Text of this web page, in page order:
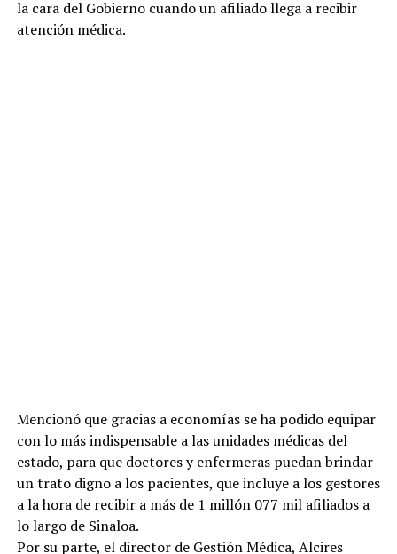
la cara del Gobierno cuando un afiliado llega a recibir
atención médica.
Mencionó que gracias a economías se ha podido equipar
con lo más indispensable a las unidades médicas del
estado, para que doctores y enfermeras puedan brindar
un trato digno a los pacientes, que incluye a los gestores
a la hora de recibir a más de 1 millón 077 mil afiliados a
lo largo de Sinaloa.
Por su parte, el director de Gestión Médica, Alcires